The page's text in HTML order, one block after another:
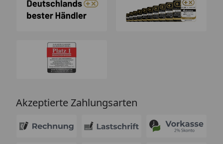
Akzeptierte Zahlungsarten